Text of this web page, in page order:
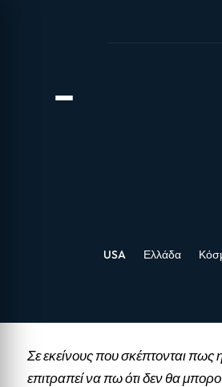
USA Ελλάδα
Σε εκείνους που σκέπτονται πως
επιτραπεί να πω ότι δεν θα